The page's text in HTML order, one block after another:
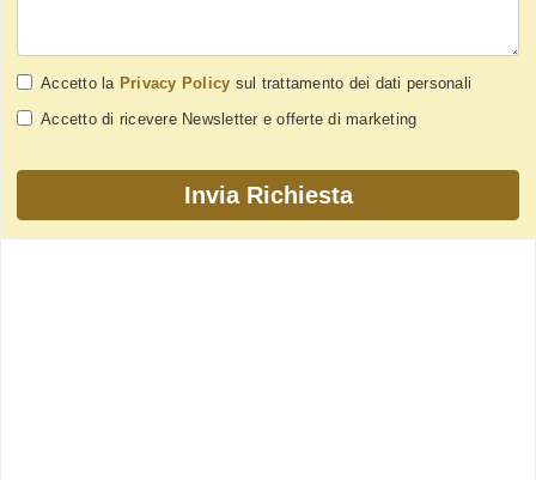
Accetto la Privacy Policy sul trattamento dei dati personali
Accetto di ricevere Newsletter e offerte di marketing